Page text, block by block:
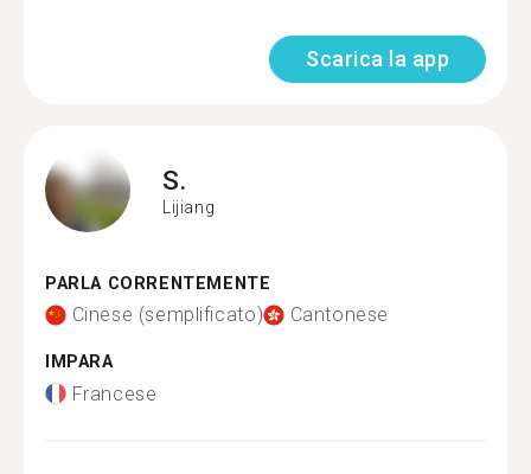
Scarica la app
S.
Lijiang
PARLA CORRENTEMENTE
Cinese (semplificato) Cantonese
IMPARA
Francese